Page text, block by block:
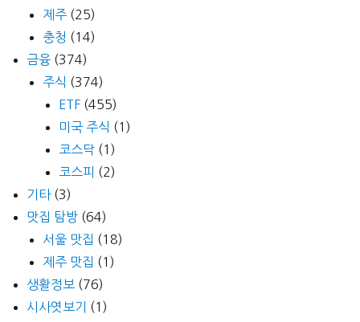
제주 (25)
충청 (14)
금융 (374)
주식 (374)
ETF (455)
미국 주식 (1)
코스닥 (1)
코스피 (2)
기타(3)
맛집 탐방 (64)
서울 맛집 (18)
제주 맛집 (1)
생활정보 (76)
시사엿보기
(1)